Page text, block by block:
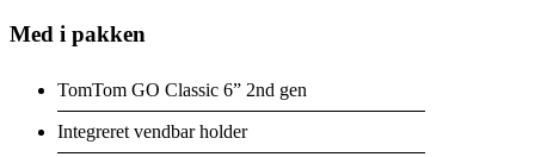
Med i pakken
TomTom GO Classic 6” 2nd gen
Integreret vendbar holder